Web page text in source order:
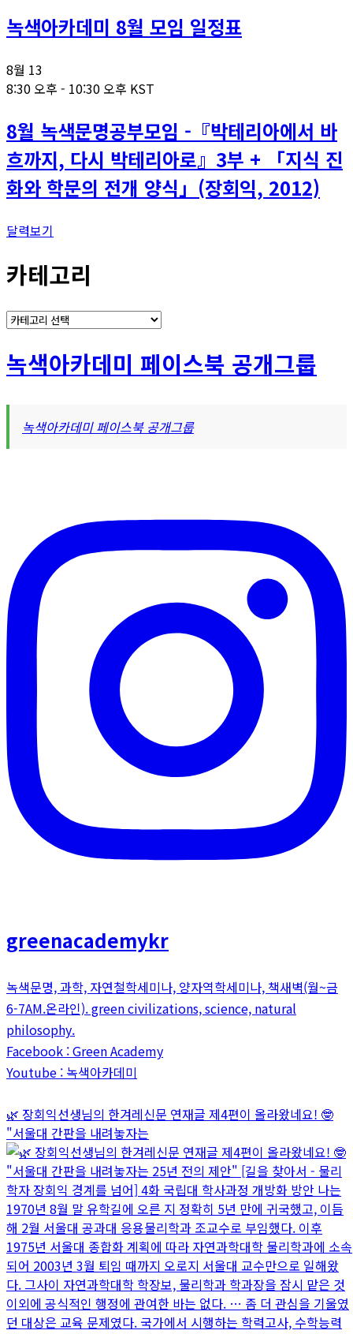
녹색아카데미 8월 모임 일정표
8월 13
8:30 오후 - 10:30 오후 KST
8월 녹색문명공부모임 -『박테리아에서 바
흐까지, 다시 박테리아로』3부 + 「지식 진
화와 학문의 전개 양식」(장회익, 2012)
달력보기
카테고리
카
고
리
녹색아카데미 페이스북 공개그룹
녹색아카데미 페이스북 공개그룹
greenacademykr
녹색문명, 과학, 자연철학세미나, 양자역학세미나, 책새벽(월~금
6-7AM.온라인). green civilizations, science, natural
philosophy.
Facebook : Green Academy
Youtube : 녹색아카데미
🌿 장회익선생님의 한겨레신문 연재글 제4편이 올라왔네요! 🤓
"서울대 간판을 내려놓자는